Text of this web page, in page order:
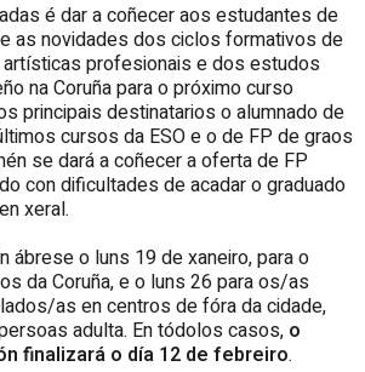
é dar a coñecer aos estudantes de
as novidades dos ciclos formativos de
artísticas profesionais e dos estudos
na Coruña para o próximo curso
principais destinatarios o alumnado de
cursos da ESO e o de FP de graos
se dará a coñecer a oferta de FP
con dificultades de acadar o graduado
xeral.
ábrese o luns 19 de xaneiro, para o
da Coruña, e o luns 26 para os/as
as en centros de fóra da cidade,
adulta. En tódolos casos, o
finalizará o día 12 de febreiro.